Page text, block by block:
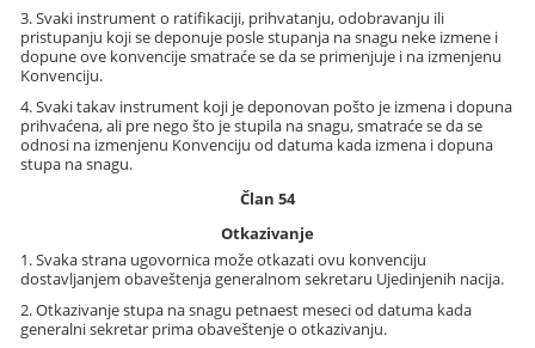
3. Svaki instrument o ratifikaciji, prihvatanju, odobravanju ili
pristupanju koji se deponuje posle stupanja na snagu neke izmene i
dopune ove konvencije smatraće se da se primenjuje i na izmenjenu
Konvenciju.
4. Svaki takav instrument koji je deponovan pošto je izmena i dopuna
prihvaćena, ali pre nego što je stupila na snagu, smatraće se da se
odnosi na izmenjenu Konvenciju od datuma kada izmena i dopuna
stupa na snagu.
Član 54
Otkazivanje
1. Svaka strana ugovornica može otkazati ovu konvenciju
dostavljanjem obaveštenja generalnom sekretaru Ujedinjenih nacija.
2. Otkazivanje stupa na snagu petnaest meseci od datuma kada
generalni sekretar prima obaveštenje o otkazivanju.